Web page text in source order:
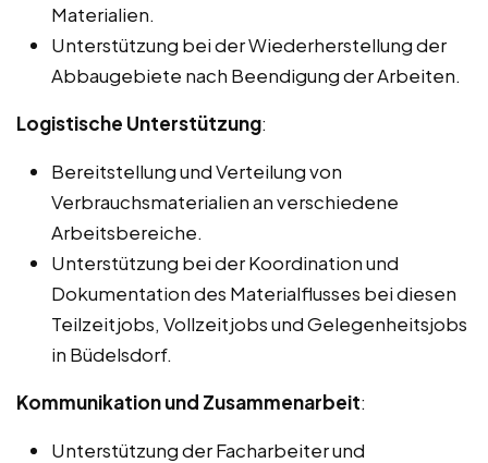
Materialien.
Unterstützung bei der Wiederherstellung der
Abbaugebiete nach Beendigung der Arbeiten.
Logistische Unterstützung:
Bereitstellung und Verteilung von
Verbrauchsmaterialien an verschiedene
Arbeitsbereiche.
Unterstützung bei der Koordination und
Dokumentation des Materialflusses bei diesen
Teilzeitjobs, Vollzeitjobs und Gelegenheitsjobs
in Büdelsdorf.
Kommunikation und Zusammenarbeit:
Unterstützung der Facharbeiter und